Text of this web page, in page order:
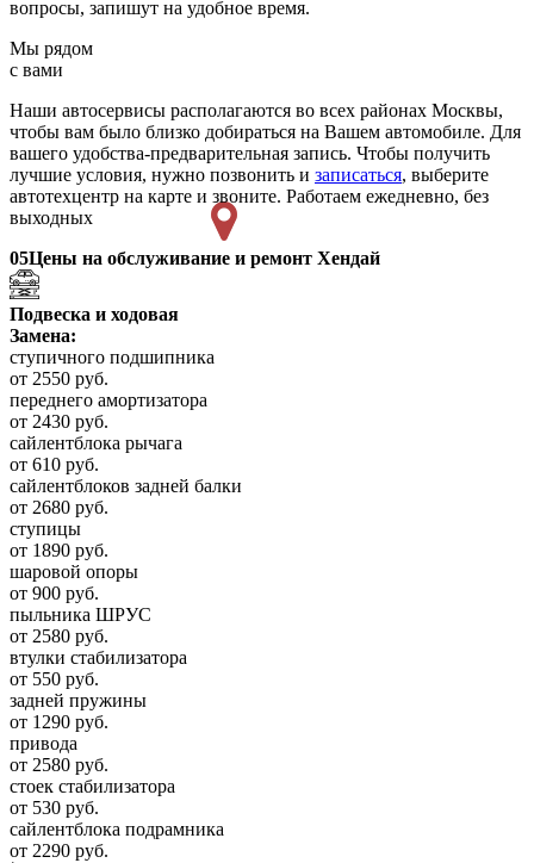
вопросы, запишут на удобное время.
Мы рядом
с вами
Наши автосервисы располагаются во всех районах Москвы,
чтобы вам было близко добираться на Вашем автомобиле. Для
вашего удобства-предварительная запись. Чтобы получить
лучшие условия, нужно позвонить и записаться, выберите
автотехцентр на карте и звоните. Работаем ежедневно, без
выходных
05Цены на обслуживание и ремонт Хендай
Подвеска и ходовая
Замена:
ступичного подшипника
от 2550 руб.
переднего амортизатора
от 2430 руб.
сайлентблока рычага
от 610 руб.
сайлентблоков задней балки
от 2680 руб.
ступицы
от 1890 руб.
шаровой опоры
от 900 руб.
пыльника ШРУС
от 2580 руб.
втулки стабилизатора
от 550 руб.
задней пружины
от 1290 руб.
привода
от 2580 руб.
стоек стабилизатора
от 530 руб.
сайлентблока подрамника
от 2290 руб.